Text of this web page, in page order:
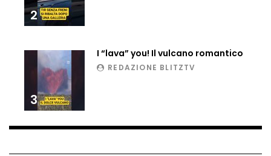
tragedia a Petén
Russia sotto zero: fiumi congelati e navi
rompighiaccio a Mosca
2
3
I “lava” you! Il vulcano romantico
REDAZIONE BLITZTV